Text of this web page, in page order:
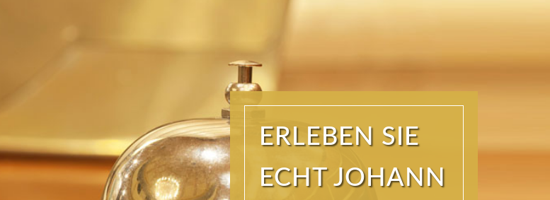
ERLEBEN SIE
ECHT JOHANN